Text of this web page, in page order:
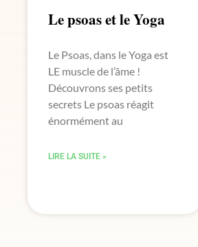
Le psoas et le Yoga
Le Psoas, dans le Yoga est
LE muscle de l’âme !
Découvrons ses petits
secrets Le psoas réagit
énormément au
LIRE LA SUITE »